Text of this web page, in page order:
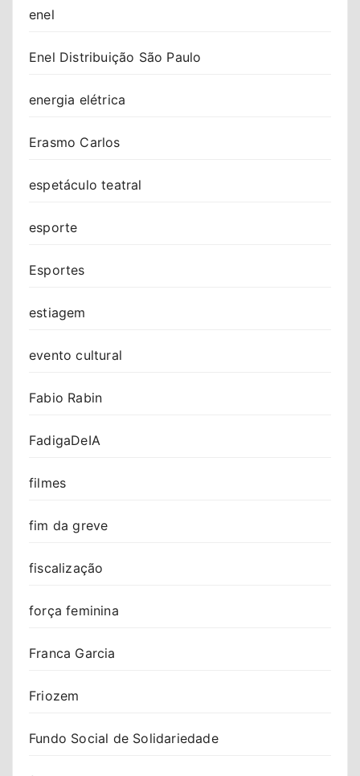
enel
Enel Distribuição São Paulo
energia elétrica
Erasmo Carlos
espetáculo teatral
esporte
Esportes
estiagem
evento cultural
Fabio Rabin
FadigaDeIA
filmes
fim da greve
fiscalização
força feminina
Franca Garcia
Friozem
Fundo Social de Solidariedade